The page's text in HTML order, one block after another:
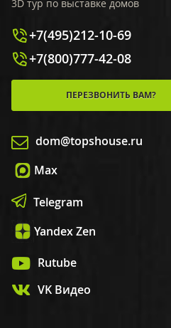
3D тур по выставке домов
+7(495)212-10-69
+7(800)777-42-08
ПЕРЕЗВОНИТЬ ВАМ?
dom@topshouse.ru
Max
Telegram
Yandex Zen
Rutube
VK Видео